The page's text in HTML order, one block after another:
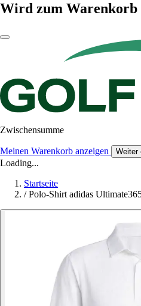
Wird zum Warenkorb
Zwischensumme
Meinen Warenkorb anzeigen Weiter
Loading...
Startseite
/ Polo-Shirt adidas